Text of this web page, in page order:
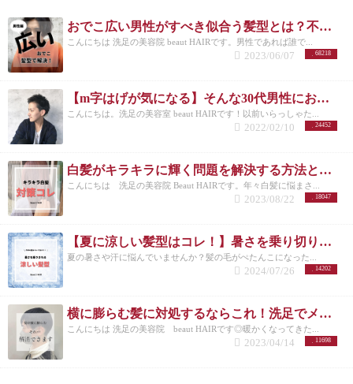
おでこ広い男性がすべき似合う髪型とは？不向きなメンズスタイルも紹介！
こんにちは 洗足の美容院 beaut HAIRです。男性であれば誰で...
68218
2023/06/07
【m字はげが気になる】そんな30代男性におすすめの髪型3選！
こんにちは。洗足の美容室 beaut HAIRです！以前いらっしゃた...
24452
2022/02/10
白髪がキラキラに輝く問題を解決する方法とは？白髪を活かしたカラーも紹介
こんにちは 洗足の美容院 Beaut HAIRです。年々白髪に悩まさ...
18047
2023/08/22
【夏に涼しい髪型はコレ！】暑さを乗り切りたいメンズさんにオススメの髪型とは？
夏の暑さや汗に悩んでいませんか？髪の毛がぺたんこになった...
14202
2024/07/26
横に膨らむ髪に対処するならこれ！洗足でメンズカットが得意な美容院が紹介◎
こんにちは 洗足の美容院 beaut HAIRです◎暖かくなってきた...
11698
2023/04/14